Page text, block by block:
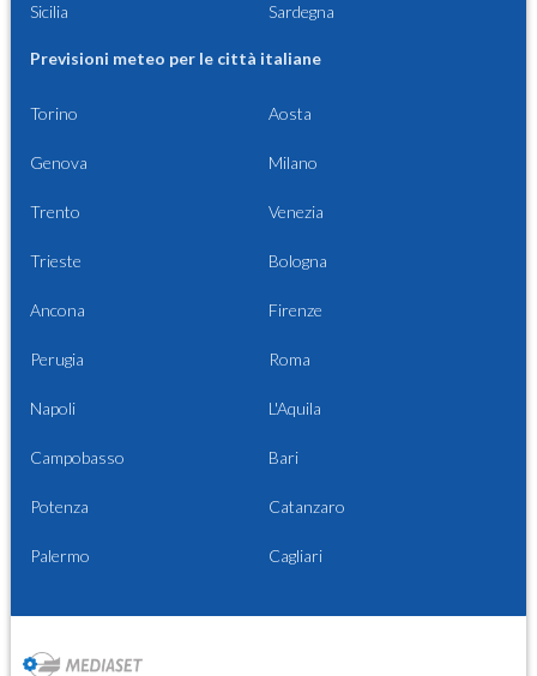
Sicilia Sardegna
Previsioni meteo per le città italiane
Torino Aosta
Genova Milano
Trento Venezia
Trieste Bologna
Ancona Firenze
Perugia Roma
Napoli L'Aquila
Campobasso Bari
Potenza Catanzaro
Palermo Cagliari